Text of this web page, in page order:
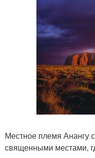
Местное племя Анангу
священными местами,